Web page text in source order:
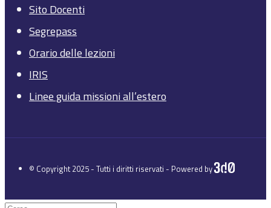
Sito Docenti
Segrepass
Orario delle lezioni
IRIS
Linee guida missioni all’estero
© Copyright 2025 - Tutti i diritti riservati - Powered by